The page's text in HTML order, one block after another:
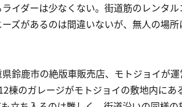
イダーは少なくない。街道筋のレンタ
ズがあるのは間違いないが、無人の場
鈴鹿市の絶版車販売店、モトジョイが
棟のガレージがモトジョイの敷地内にあ